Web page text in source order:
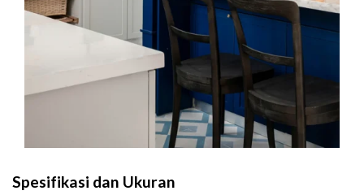
Spesifikasi dan Ukuran